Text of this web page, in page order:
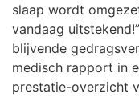
slaap wordt
vandaag
blijvende
medisch rapport in
prestatie-overzicht